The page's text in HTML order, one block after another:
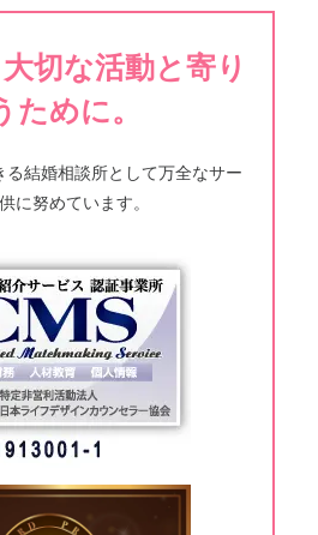
切な活動と寄り
ために。
る結婚相談所として万全なサー
に努めています。